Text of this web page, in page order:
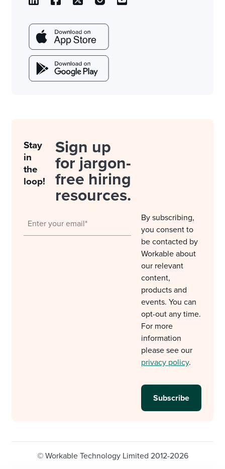
Stay
in
the
loop!
Sign up
for jargon-
free hiring
resources.
By subscribing,
you consent to
be contacted by
Workable about
our relevant
content,
products and
events. You can
opt-out any time.
For more
information
please see our
privacy policy.
© Workable Technology Limited 2012-2026